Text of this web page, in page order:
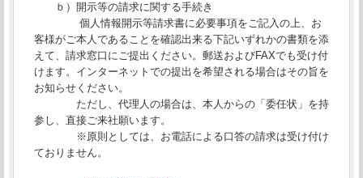
ｂ）開示等の請求に関する手続き
個人情報開示等請求書に必要事項をご記入の上、お
客様がご本人であることを確認出来る下記いずれかの書類を添
えて、請求窓口にご提出ください。郵送およびFAXでも受け付
けます。インターネットでの提出を希望される場合はその旨を
お知らせください。
ただし、代理人の場合は、本人からの「委任状」を持
参し、直接ご来社願います。
※原則としては、お電話による口答の請求は受け付け
ておりません。